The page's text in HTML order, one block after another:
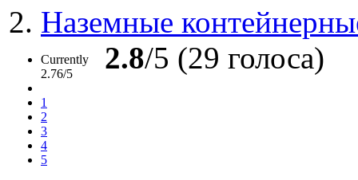
2. Наземные
Currently
2.76/5
1
2
3
4
5
2.8/5 (29 голоса)